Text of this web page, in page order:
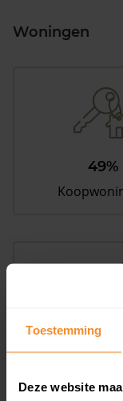
Toestemming
Deze website
Woningen
49%